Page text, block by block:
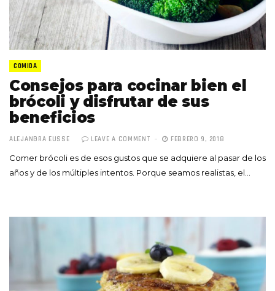
COMIDA
Consejos para cocinar bien el
brócoli y disfrutar de sus
beneficios
ALEJANDRA EUSSE LEAVE A COMMENT FEBRERO 9, 2018
Comer brócoli es de esos gustos que se adquiere al pasar de los
años y de los múltiples intentos. Porque seamos realistas, el…